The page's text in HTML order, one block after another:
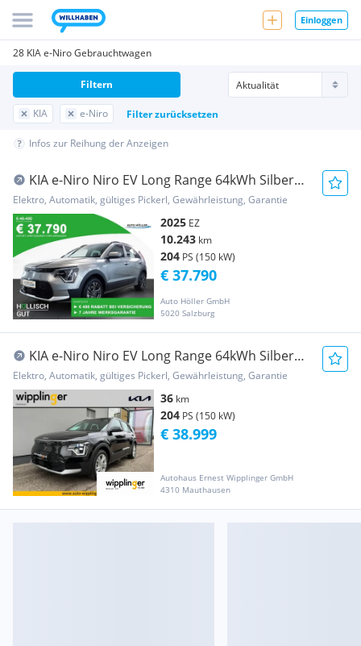
Einloggen
28 KIA e-Niro Gebrauchtwagen
KIA e-Niro Filter zurücksetzen
Filtern
Infos zur Reihung der Anzeigen
KIA e-Niro Niro EV Long Range 64kWh Silber
Aut.
Elektro, Automatik, gültiges Pickerl, Gewährleistung, Garantie
2025 EZ
10.243 km
204 PS (150 kW)
Auto Höller GmbH
5020 Salzburg
€ 37.790
KIA e-Niro Niro EV Long Range 64kWh Silber
Aut.
Elektro, Automatik, gültiges Pickerl, Gewährleistung, Garantie
36 km
204 PS (150 kW)
Autohaus Ernest Wipplinger GmbH
4310 Mauthausen
€ 38.999